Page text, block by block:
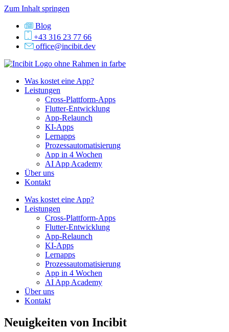
Zum Inhalt springen
Blog
+43 316 23 77 66
office@incibit.dev
Was kostet eine App?
Leistungen
Cross-Plattform-Apps
Flutter-Entwicklung
App-Relaunch
KI-Apps
Lernapps
Prozessautomatisierung
App in 4 Wochen
AI App Academy
Über uns
Kontakt
Was kostet eine App?
Leistungen
Cross-Plattform-Apps
Flutter-Entwicklung
App-Relaunch
KI-Apps
Lernapps
Prozessautomatisierung
App in 4 Wochen
AI App Academy
Über uns
Kontakt
Neuigkeiten von Incibit